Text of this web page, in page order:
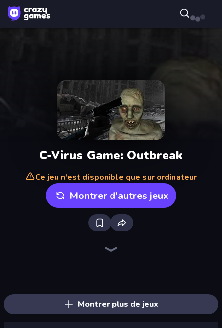
C-Virus Game: Outbreak
Ce jeu n'est disponible que sur ordinateur
Montrer d'autres jeux
Montrer plus de jeux